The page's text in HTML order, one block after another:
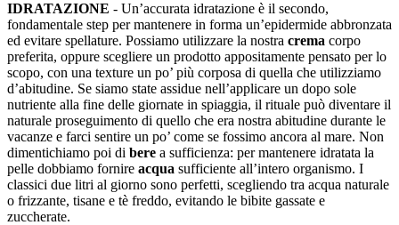
IDRATAZIONE - Un’accurata idratazione è il secondo,
fondamentale step per mantenere in forma un’epidermide abbronzata
ed evitare spellature. Possiamo utilizzare la nostra crema corpo
preferita, oppure scegliere un prodotto appositamente pensato per lo
scopo, con una texture un po’ più corposa di quella che utilizziamo
d’abitudine. Se siamo state assidue nell’applicare un dopo sole
nutriente alla fine delle giornate in spiaggia, il rituale può diventare il
naturale proseguimento di quello che era nostra abitudine durante le
vacanze e farci sentire un po’ come se fossimo ancora al mare. Non
dimentichiamo poi di bere a sufficienza: per mantenere idratata la
pelle dobbiamo fornire acqua sufficiente all’intero organismo. I
classici due litri al giorno sono perfetti, scegliendo tra acqua naturale
o frizzante, tisane e tè freddo, evitando le bibite gassate e
zuccherate.